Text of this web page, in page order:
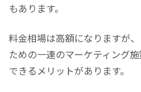
もあります。
料金相場は高額になりますが
ための一連のマーケティング
できるメリットがあります。